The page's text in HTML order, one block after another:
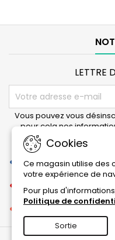
Cookies
Ce magasin utilise des
votre expérience de
Pour plus
Politique de
Sortie
LETTRE
Vous pouvez vous
pour cela nos